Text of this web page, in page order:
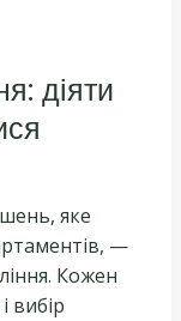
діяти
яке
—
Кожен
вибір